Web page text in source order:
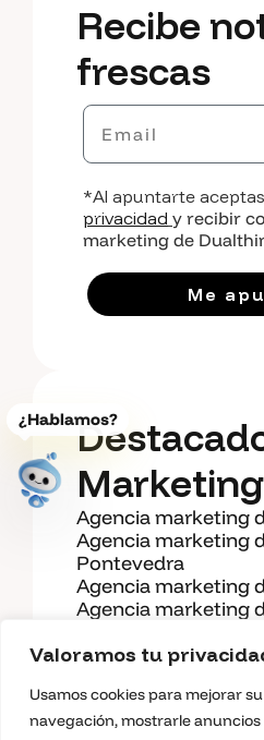
Valoramos tu
Usamos cookies para mejorar
navegación, mostrarle
Recibe
frescas
Email
*Al apuntarte
privacidad y recibir
marketing de
Me
Marketing
Agencia marketing
Agencia marketing
Pontevedra
Agencia marketing
Agencia marketing
Agencia SEO en
Diseño web en Vigo
Diseño web en
¿Hablamos?
Abrir diagnostico